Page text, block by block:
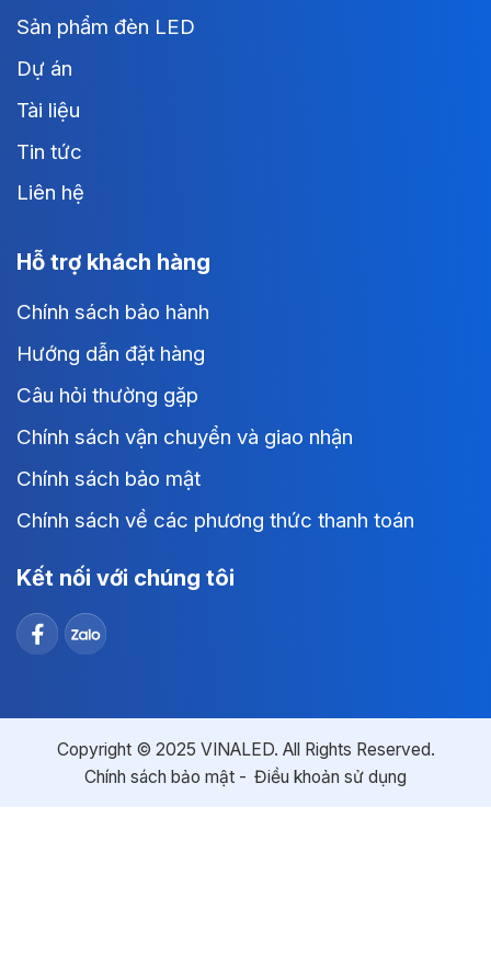
Sản phẩm đèn LED
Dự án
Tài liệu
Tin tức
Liên hệ
Hỗ trợ khách hàng
Chính sách bảo hành
Hướng dẫn đặt hàng
Câu hỏi thường gặp
Chính sách vận chuyển và giao nhận
Chính sách bảo mật
Chính sách về các phương thức thanh toán
Kết nối với chúng tôi
Copyright © 2025 VINALED. All Rights Reserved.
Chính sách bảo mật
Điều khoản sử dụng